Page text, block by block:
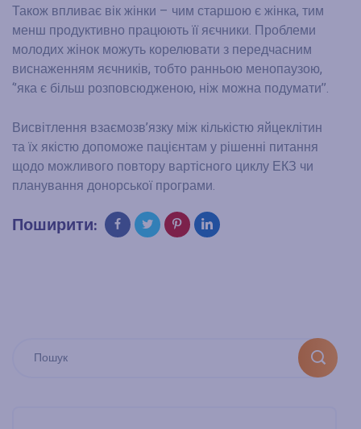
Також впливає вік жінки – чим старшою є жінка, тим
менш продуктивно працюють її яєчники. Проблеми
молодих жінок можуть корелювати з передчасним
виснаженням яєчників, тобто ранньою менопаузою,
‘’яка є більш розповсюдженою, ніж можна подумати’’.
Висвітлення взаємозв’язку між кількістю яйцеклітин
та їх якістю допоможе пацієнтам у рішенні питання
щодо можливого повтору вартісного циклу ЕКЗ чи
планування донорської програми.
Поширити: